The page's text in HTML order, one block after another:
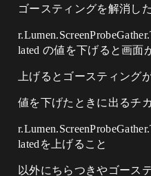
ゴースティングを解消し
lated の値を下げると画面
上げるとゴースティング
値を下げたときに出るチ
latedを上げること
以外にちらつきやゴース